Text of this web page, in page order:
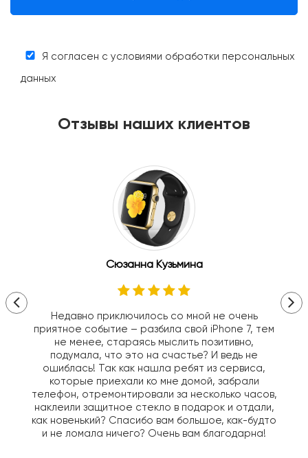
Я согласен с условиями обработки персональных
данных
Отзывы наших клиентов
Сюзанна Кузьмина
Недавно приключилось со мной не очень
приятное событие – разбила свой iPhone 7, тем
не менее, стараясь мыслить позитивно,
подумала, что это на счастье? И ведь не
ошиблась! Так как нашла ребят из сервиса,
которые приехали ко мне домой, забрали
телефон, отремонтировали за несколько часов,
наклеили защитное стекло в подарок и отдали,
как новенький? Спасибо вам большое, как-будто
и не ломала ничего? Очень вам благодарна!